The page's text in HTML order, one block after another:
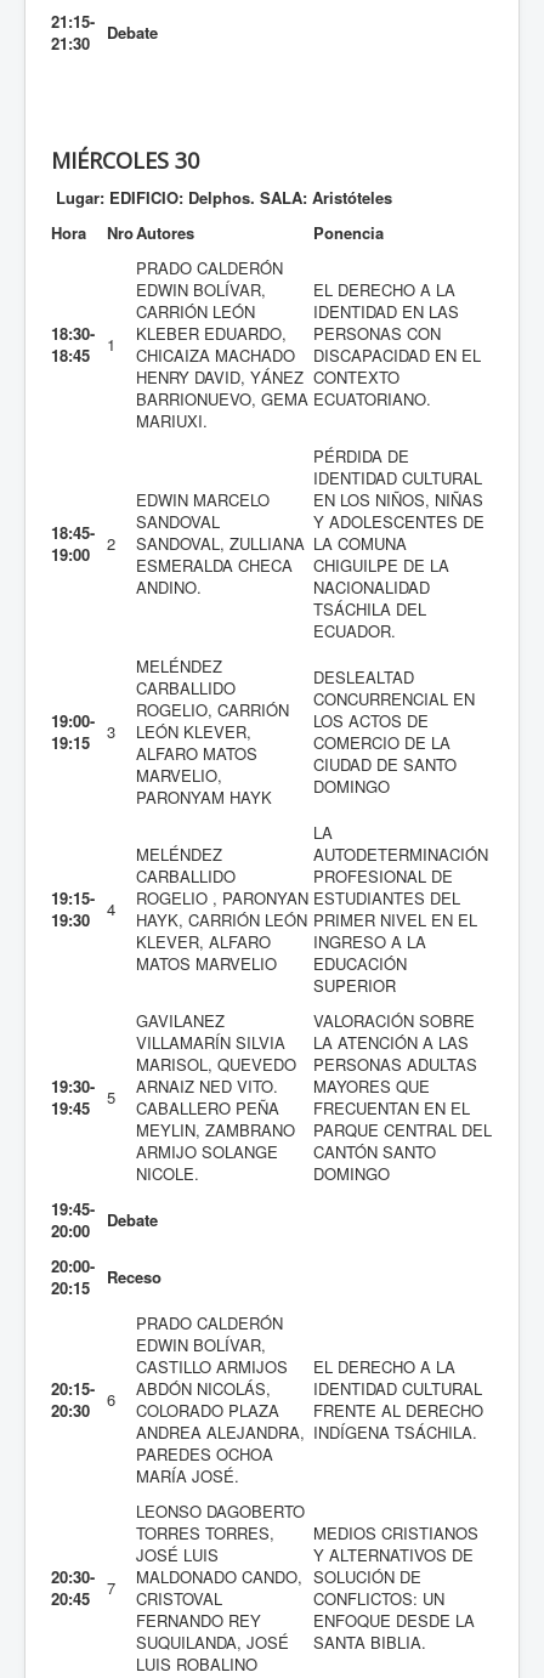
21:15-
21:30
Debate
MIÉRCOLES 30
Lugar: EDIFICIO: Delphos. SALA: Aristóteles
Hora
NroAutores Ponencia
18:30-
18:45
1
PRADO CALDERÓN
EDWIN BOLÍVAR,
CARRIÓN LEÓN
KLEBER EDUARDO,
CHICAIZA MACHADO
HENRY DAVID, YÁNEZ
BARRIONUEVO, GEMA
MARIUXI.
EL DERECHO A LA
IDENTIDAD EN LAS
PERSONAS CON
DISCAPACIDAD EN EL
CONTEXTO
ECUATORIANO.
18:45-
19:00
2
EDWIN MARCELO
SANDOVAL
SANDOVAL, ZULLIANA
ESMERALDA CHECA
ANDINO.
PÉRDIDA DE
IDENTIDAD CULTURAL
EN LOS NIÑOS, NIÑAS
Y ADOLESCENTES DE
LA COMUNA
CHIGUILPE DE LA
NACIONALIDAD
TSÁCHILA DEL
ECUADOR.
19:00-
19:15
3
MELÉNDEZ
CARBALLIDO
ROGELIO, CARRIÓN
LEÓN KLEVER,
ALFARO MATOS
MARVELIO,
PARONYAM HAYK
DESLEALTAD
CONCURRENCIAL EN
LOS ACTOS DE
COMERCIO DE LA
CIUDAD DE SANTO
DOMINGO
19:15-
19:30
4
MELÉNDEZ
CARBALLIDO
ROGELIO , PARONYAN
HAYK, CARRIÓN LEÓN
KLEVER, ALFARO
MATOS MARVELIO
LA
AUTODETERMINACIÓN
PROFESIONAL DE
ESTUDIANTES DEL
PRIMER NIVEL EN EL
INGRESO A LA
EDUCACIÓN
SUPERIOR
19:30-
19:45
5
GAVILANEZ
VILLAMARÍN SILVIA
MARISOL, QUEVEDO
ARNAIZ NED VITO.
CABALLERO PEÑA
MEYLIN, ZAMBRANO
ARMIJO SOLANGE
NICOLE.
VALORACIÓN SOBRE
LA ATENCIÓN A LAS
PERSONAS ADULTAS
MAYORES QUE
FRECUENTAN EN EL
PARQUE CENTRAL DEL
CANTÓN SANTO
DOMINGO
19:45-
20:00
Debate
20:00-
20:15
Receso
20:15-
20:30
6
PRADO CALDERÓN
EDWIN BOLÍVAR,
CASTILLO ARMIJOS
ABDÓN NICOLÁS,
COLORADO PLAZA
ANDREA ALEJANDRA,
PAREDES OCHOA
MARÍA JOSÉ.
EL DERECHO A LA
IDENTIDAD CULTURAL
FRENTE AL DERECHO
INDÍGENA TSÁCHILA.
20:30-
20:45
7
LEONSO DAGOBERTO
TORRES TORRES,
JOSÉ LUIS
MALDONADO CANDO,
CRISTOVAL
FERNANDO REY
SUQUILANDA, JOSÉ
LUIS ROBALINO
MEDIOS CRISTIANOS
Y ALTERNATIVOS DE
SOLUCIÓN DE
CONFLICTOS: UN
ENFOQUE DESDE LA
SANTA BIBLIA.